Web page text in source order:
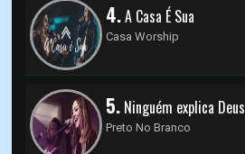
4.A Casa É Sua
Casa Worship
5. Ninguém explica Deus
Preto No Branco